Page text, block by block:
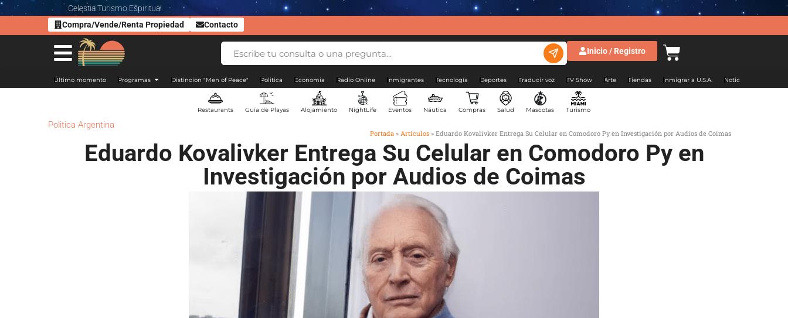
Celestia Turismo Espiritual
Compra/Vende/Renta Propiedad
Contacto
Inicio / Registro
Último momento Programas Distincion "Men of Peace" Politica Economia Radio Online Inmigrantes Tecnología Deportes Traducir voz TV Show Arte Tiendas Inmigrar a U.S.A. Noticias Argentina
Restaurants Guía de Playas Alojamiento NightLife Eventos Náutica Compras Salud Mascotas Turismo
Politica Argentina
Portada » Artículos » Eduardo Kovalivker Entrega Su Celular en Comodoro Py en Investigación por Audios de Coimas
Eduardo Kovalivker Entrega Su Celular en Comodoro Py en
Investigación por Audios de Coimas